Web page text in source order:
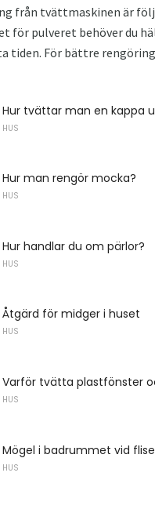
från tvättmaskinen är
för pulveret behöver du
tiden. För bättre
Hur tvättar man en kappa
HUS
Hur man rengör mocka?
HUS
Hur handlar du om pärlor?
HUS
Åtgärd för midger i huset
HUS
Varför tvätta plastfönster
HUS
Mögel i badrummet vid
HUS